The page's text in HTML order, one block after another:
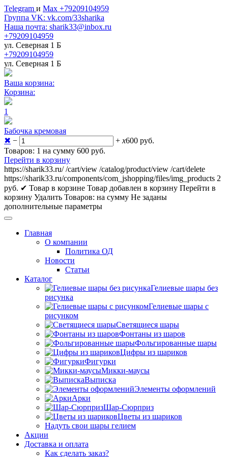
Telegram и Max +79209104959
Группа VK: vk.com/33sharika
Наша почта: sharik33@inbox.ru
+79209104959
ул. Северная 1 Б
+79209104959
ул. Северная 1 Б
Ваша корзина:
Корзина:
1
Бабочка кремовая
✖ − + x600 руб.
Товаров: 1 на сумму 600 руб.
Перейти в корзину
https://sharik33.ru/ /cart/view /catalog/product/view /cart/delete
https://sharik33.ru/components/com_jshopping/files/img_products 2
руб. ✔ Товар в корзине Товар добавлен в корзину Перейти в
корзину Удалить Товаров: на сумму Не заданы
дополнительные параметры
Главная
О компании
Политика ОД
Новости
Статьи
Каталог
Гелиевые шары без
рисунка
Гелиевые шары с
рисунком
Светящиеся шары
Фонтаны из шаров
Фольгированные шары
Цифры из шариков
Фигурки
Микки-маусы
Выписка
Элементы оформлений
Арки
Шар-Сюрприз
Цветы из шариков
Надуть свои шары гелием
Акции
Доставка и оплата
Как сделать заказ?